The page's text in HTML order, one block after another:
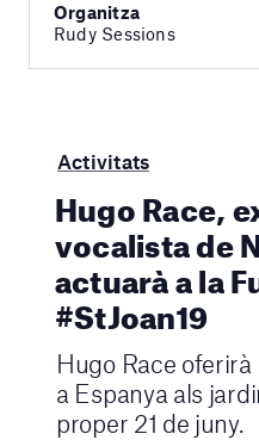
Organitza
Rudy Sessions
Activitats
Hugo Race,
vocalista de
actuarà a la
#StJoan19
Hugo Race
a Espanya als
proper 21 de juny.